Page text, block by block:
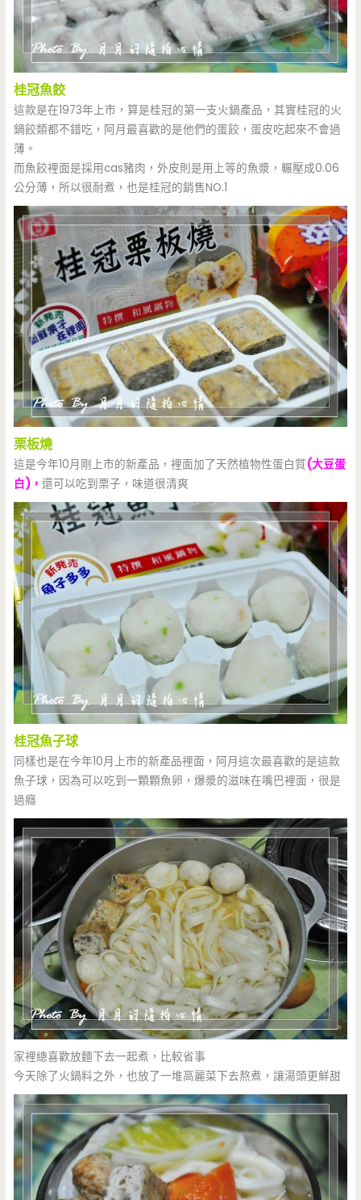
桂冠魚餃
這款是在1973年上市，算是桂冠的第一支火鍋產品，其實桂冠的火
鍋餃類都不錯吃，阿月最喜歡的是他們的蛋餃，蛋皮吃起來不會過
薄。
而魚餃裡面是採用cas豬肉，外皮則是用上等的魚漿，輾壓成0.06
公分薄，所以很耐煮，也是桂冠的銷售NO.1
栗板燒
這是今年10月剛上市的新產品，裡面加了天然植物性蛋白質(大豆蛋
白)，還可以吃到栗子，味道很清爽
桂冠魚子球
同樣也是在今年10月上市的新產品裡面，阿月這次最喜歡的是這款
魚子球，因為可以吃到一顆顆魚卵，爆漿的滋味在嘴巴裡面，很是
過癮
家裡總喜歡放麵下去一起煮，比較省事
今天除了火鍋料之外，也放了一堆高麗菜下去熬煮，讓湯頭更鮮甜